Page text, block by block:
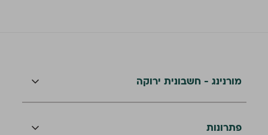
מורנינג - חשבונית ירוקה
פתרונות